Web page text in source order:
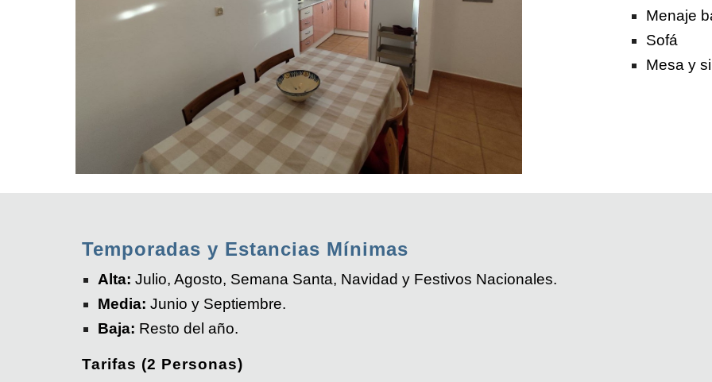
Menaje
Sofá
Mesa y
Temporadas y Estancias Mínimas
Alta: Julio, Agosto, Semana Santa, Navidad y Festivos Nacionales.
Media: Junio y Septiembre.
Baja: Resto del año.
Tarifas (2 Personas)